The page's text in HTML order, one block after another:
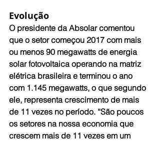
Evolução
O presidente da Absolar comentou
que o setor começou 2017 com mais
ou menos 90 megawatts de energia
solar fotovoltaica operando na matriz
elétrica brasileira e terminou o ano
com 1.145 megawatts, o que segundo
ele, representa crescimento de mais
de 11 vezes no período. “São poucos
os setores na nossa economia que
crescem mais de 11 vezes em um